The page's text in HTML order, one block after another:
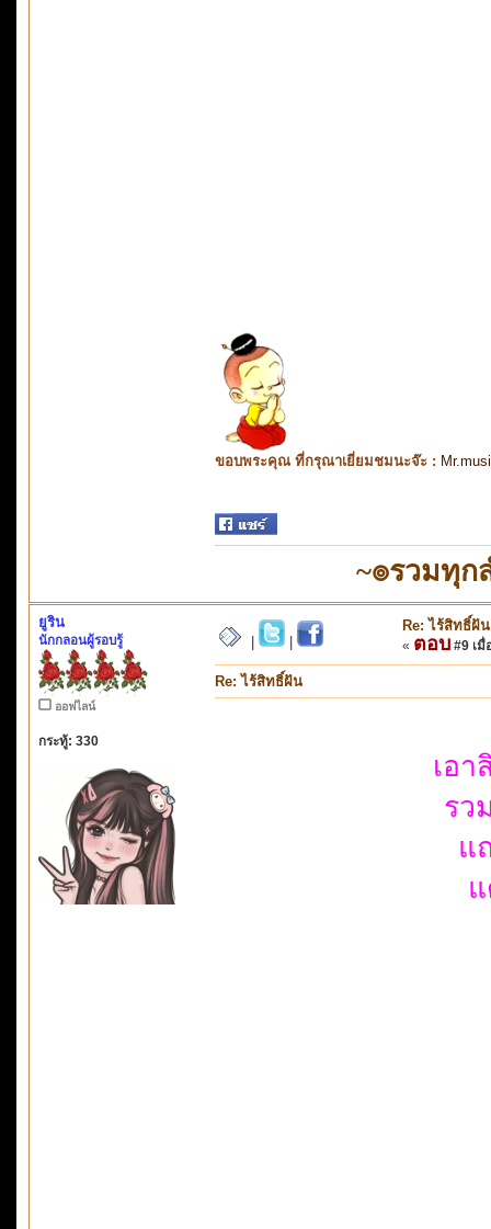
ขอบพระคุณ ที่กรุณาเยี่ยมชมนะจ๊ะ :
~๏รวมทุ
ยูริน
นักกลอนผู้รอบรู้
ออฟไลน์
กระทู้: 330
Re: ไร้สิทธิ์ฝัน
« ตอบ #9 เมื่
Re: ไร้สิทธิ์ฝัน
เอ
รว
แ